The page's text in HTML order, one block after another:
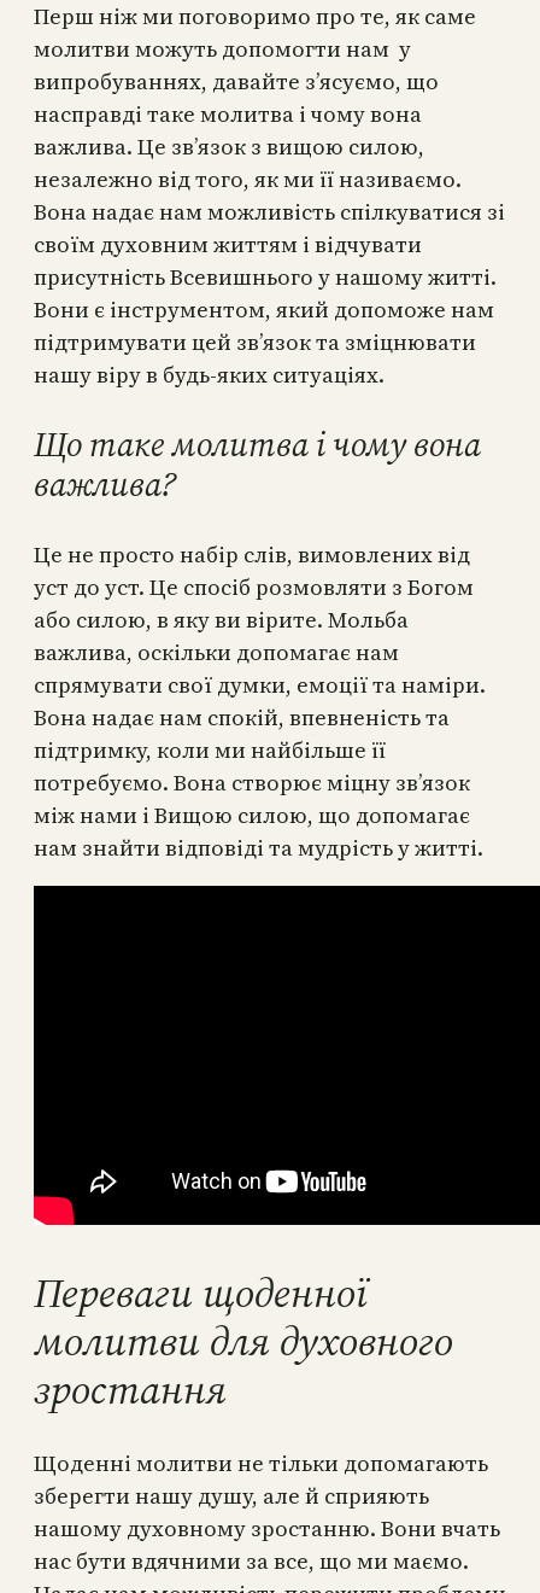
Перш ніж ми поговоримо про те, як саме
молитви можуть допомогти нам у
випробуваннях, давайте з’ясуємо, що
насправді таке молитва і чому вона
важлива. Це зв’язок з вищою силою,
незалежно від того, як ми її називаємо.
Вона надає нам можливість спілкуватися зі
своїм духовним життям і відчувати
присутність Всевишнього у нашому житті.
Вони є інструментом, який допоможе нам
підтримувати цей зв’язок та зміцнювати
нашу віру в будь-яких ситуаціях.
Що таке молитва і чому вона
важлива?
Це не просто набір слів, вимовлених від
уст до уст. Це спосіб розмовляти з Богом
або силою, в яку ви вірите. Мольба
важлива, оскільки допомагає нам
спрямувати свої думки, емоції та наміри.
Вона надає нам спокій, впевненість та
підтримку, коли ми найбільше її
потребуємо. Вона створює міцну зв’язок
між нами і Вищою силою, що допомагає
нам знайти відповіді та мудрість у житті.
Переваги щоденної
молитви для духовного
зростання
Щоденні молитви не тільки допомагають
зберегти нашу душу, але й сприяють
нашому духовному зростанню. Вони вчать
нас бути вдячними за все, що ми маємо.